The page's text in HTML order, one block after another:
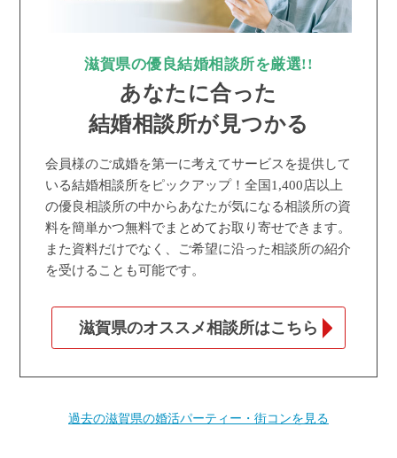
滋賀県の優良結婚相談所を厳選!!
あなたに合った
結婚相談所が見つかる
会員様のご成婚を第一に考えてサービスを提供して
いる結婚相談所をピックアップ！全国1,400店以上
の優良相談所の中からあなたが気になる相談所の資
料を簡単かつ無料でまとめてお取り寄せできます。
また資料だけでなく、ご希望に沿った相談所の紹介
を受けることも可能です。
滋賀県のオススメ相談所はこちら
過去の滋賀県の婚活パーティー・街コンを見る